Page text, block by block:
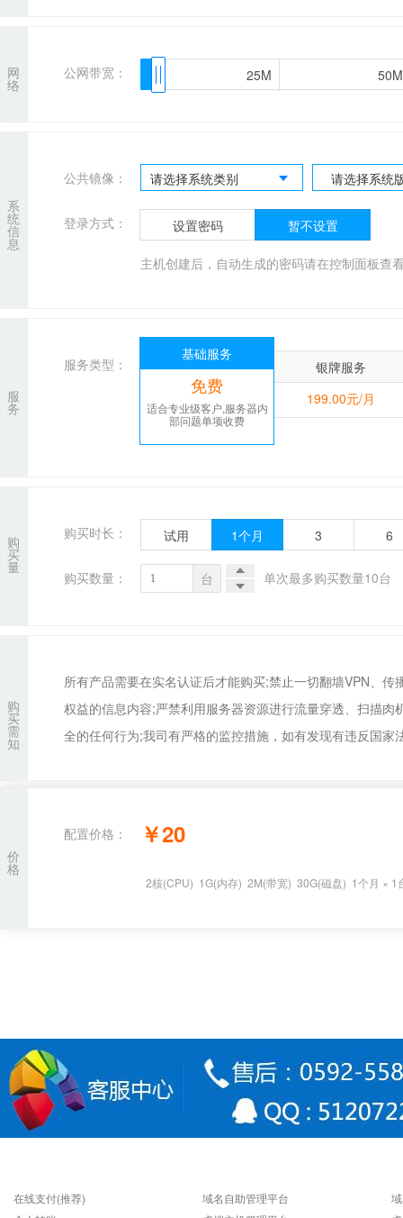
网
络
公网带宽： 25M 50M
25M 50M
系
统
信
息
公共镜像： 请选择系统类别 请选择系统
登录方式： 设置密码 暂不设置
主机创建后，自动生成的密码请在控制面板查
服
务
服务类型：
基础服务
免费
适合专业级客户,服务器内
部问题单项收费
银牌服务
199.00元/月
购
买
量
购买时长： 试用 1个月 3 6
购买数量： 台 单次最多购买数量10台
购
买
需
知
所有产品需要在实名认证后才能购买;禁止一切翻墙VPN、
权益的信息内容;严禁利用服务器资源进行流量穿透、扫描
全的任何行为;我司有严格的监控措施，如有发现有违反国
价
格
配置价格： ￥20
2核(CPU) 1G(内存) 2M(带宽) 30G(磁盘) 1个月 × 1
在线支付(推荐)
域名自助管理平台